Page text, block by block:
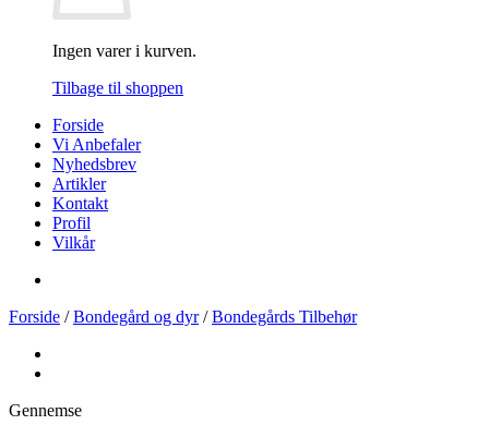
Ingen varer i kurven.
Tilbage til shoppen
Forside
Vi Anbefaler
Nyhedsbrev
Artikler
Kontakt
Profil
Vilkår
Forside / Bondegård og dyr / Bondegårds Tilbehør
Gennemse